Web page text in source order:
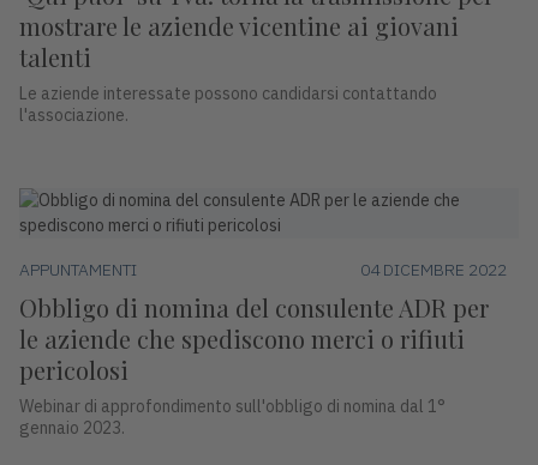
mostrare le aziende vicentine ai giovani
talenti
Le aziende interessate possono candidarsi contattando
l'associazione.
APPUNTAMENTI 04 DICEMBRE 2022
Obbligo di nomina del consulente ADR per
le aziende che spediscono merci o rifiuti
pericolosi
Webinar di approfondimento sull'obbligo di nomina dal 1°
gennaio 2023.